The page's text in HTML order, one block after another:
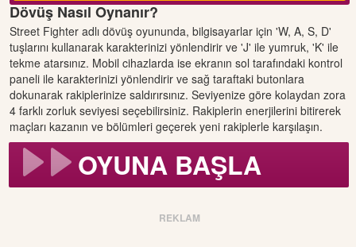
Dövüş Nasıl Oynanır?
Street Fighter adlı dövüş oyununda, bilgisayarlar için 'W, A, S, D'
tuşlarını kullanarak karakterinizi yönlendirir ve 'J' ile yumruk, 'K' ile
tekme atarsınız. Mobil cihazlarda ise ekranın sol tarafındaki kontrol
paneli ile karakterinizi yönlendirir ve sağ taraftaki butonlara
dokunarak rakiplerinize saldırırsınız. Seviyenize göre kolaydan zora
4 farklı zorluk seviyesi seçebilirsiniz. Rakiplerin enerjilerini bitirerek
maçları kazanın ve bölümleri geçerek yeni rakiplerle karşılaşın.
OYUNA BAŞLA
REKLAM